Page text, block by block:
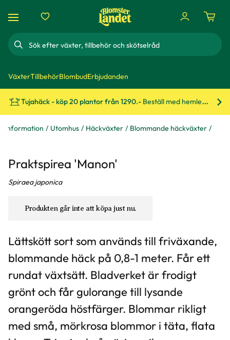
Sök
VäxterTillbehörBlombudErbjudanden
Tujahäck - köp 20 plantor från 1290.- Beställ med hemleverans!
Utomhus Häckväxter Blommande häckväxter
Praktspirea 'Manon'
Spiraea japonica
Produkten går inte att köpa just nu.
Lättskött sort som används till friväxande,
blommande häck på 0,8-1 meter. Får ett
rundat växtsätt. Bladverket är frodigt
grönt och får gulorange till lysande
orangeröda höstfärger. Blommar rikligt
med små, mörkrosa blommor i täta, flata